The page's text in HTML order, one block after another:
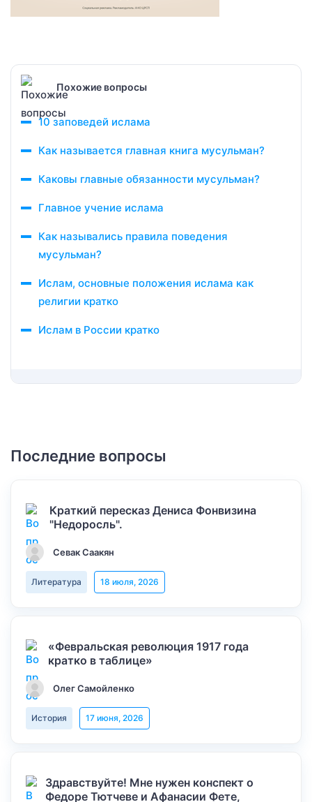
Похожие вопросы
10 заповедей ислама
Как называется главная книга мусульман?
Каковы главные обязанности мусульман?
Главное учение ислама
Как назывались правила поведения
мусульман?
Ислам, основные положения ислама как
религии кратко
Ислам в России кратко
Последние вопросы
Краткий пересказ Дениса Фонвизина
"Недоросль".
Севак Саакян
Литература 18 июля, 2026
«Февральская революция 1917 года
кратко в таблице»
Олег Самойленко
История 17 июня, 2026
Здравствуйте! Мне нужен конспект о
Федоре Тютчеве и Афанасии Фете,